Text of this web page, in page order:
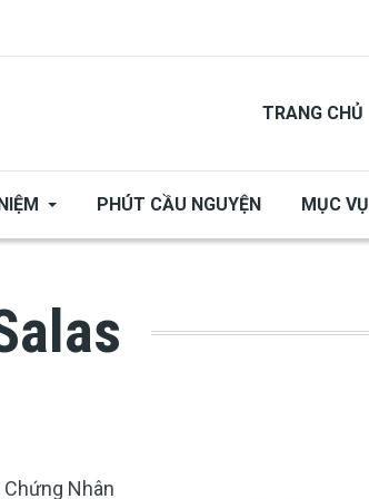
TRANG CHỦ
PHÚT CẦU NGUYỆN MỤC VỤ
Chứng Nhân